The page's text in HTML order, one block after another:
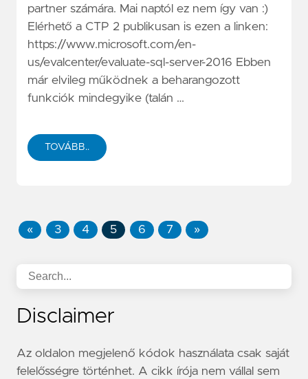
partner számára. Mai naptól ez nem így van :)
Elérhető a CTP 2 publikusan is ezen a linken:
https://www.microsoft.com/en-
us/evalcenter/evaluate-sql-server-2016 Ebben
már elvileg működnek a beharangozott
funkciók mindegyike (talán …
TOVÁBB..
« 3 4 5 6 7 »
Disclaimer
Az oldalon megjelenő kódok használata csak saját
felelősségre történhet. A cikk írója nem vállal sem